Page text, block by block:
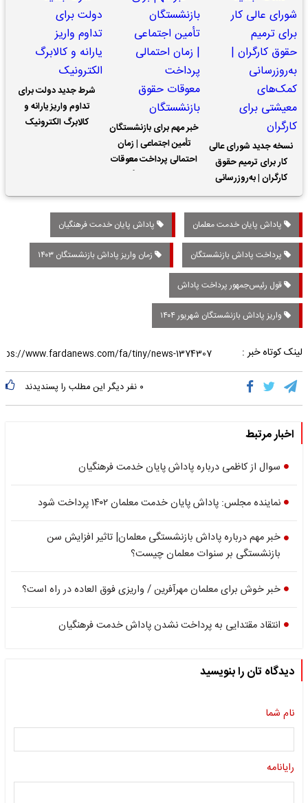
نسخه جدید شورای عالی
کار برای ترمیم حقوق
کارگران | به‌روزرسانی
کمک‌های معیشتی برای
کارگران
خبر مهم برای بازنشستگان
تأمین اجتماعی | زمان
احتمالی پرداخت معوقات
شرط جدید دولت برای
تداوم واریز یارانه و
کالابرگ الکترونیک
پاداش پایان خدمت معلمان پاداش پایان خدمت فرهنگیان
پرداخت پاداش بازنشستگان زمان واریز پاداش بازنشستگان ۱۴۰۳
قول رئیس‌جمهور پرداخت پاداش
واریز پاداش بازنشستگان شهریور ۱۴۰۴
لینک کوتاه خبر :
۰ نفر دیگر این مطلب را پسندیدند
اخبار مرتبط
سوال از کاظمی درباره پاداش پایان خدمت فرهنگیان
نماینده مجلس: پاداش پایان خدمت معلمان ۱۴۰۲ پرداخت شود
خبر مهم درباره پاداش بازنشستگی معلمان| تاثیر افزایش سن
بازنشستگی بر سنوات معلمان چیست؟
خبر خوش برای معلمان مهرآفرین / واریزی فوق العاده در راه است؟
انتقاد مقتدایی به پرداخت نشدن پاداش خدمت فرهنگیان
دیدگاه تان را بنویسید
نام شما
رایانامه